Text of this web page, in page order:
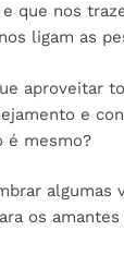
que nos
ligam as
aproveitar
e
é mesmo?
algumas
os amantes